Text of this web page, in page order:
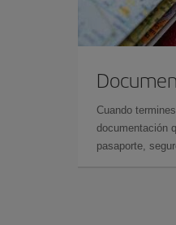
Cuando
documentación
pasaporte,